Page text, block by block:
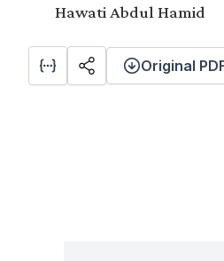
Hawati Abdul Hamid
Original